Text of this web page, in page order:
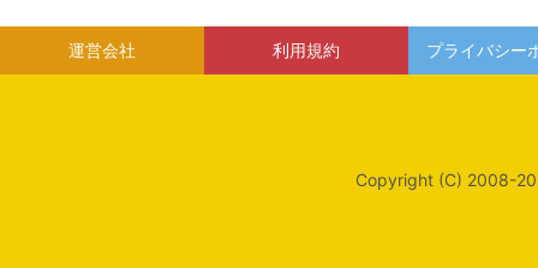
運営会社 利用規約 プライバシー
Copyright (C) 2008-